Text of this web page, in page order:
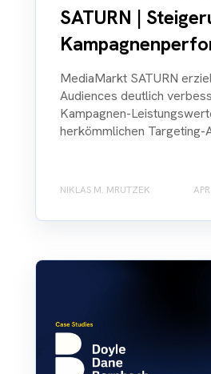
SATURN |
MediaMarkt SATURN
Audiences deutlich
Kampagnen-
herkömmlichen Targeting-
NIKLAS M. MRUTZEK